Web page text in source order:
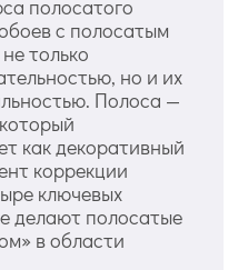
полосатого
с полосатым
только
но и их
Полоса —
как декоративный
коррекции
ключевых
делают полосатые
в области